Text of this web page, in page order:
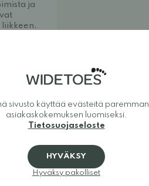
ja
liikkeen.
sivusto käyttää evästeitä paremman
asiakaskokemuksen luomiseksi.
Tietosuojaseloste
HYVÄKSY
Hyväksy pakolliset